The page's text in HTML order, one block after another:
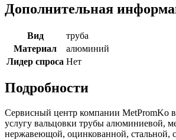
Дополнительная
Вид
труба
Материал
алюминий
Лидер спроса Нет
Подробности
Сервисный центр компании MetPromKo в
услугу вальцовки трубы алюминиевой,
нержавеющой, оцинкованной, стальной,